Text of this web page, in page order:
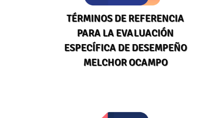
TÉRMINOS DE REFERENCIA
PARA LA EVALUACIÓN
ESPECÍFICA DE DESEMPEÑO
MELCHOR OCAMPO